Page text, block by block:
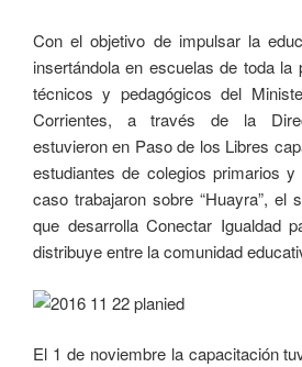
Con el objetivo de impulsar la
insertándola en escuelas de toda la
técnicos y pedagógicos del
Corrientes, a través de la
estuvieron en Paso de los Libres
estudiantes de colegios primarios
caso trabajaron sobre “Huayra”, el
que desarrolla Conectar Igualdad
distribuye entre la comunidad
El 1 de noviembre la capacitación